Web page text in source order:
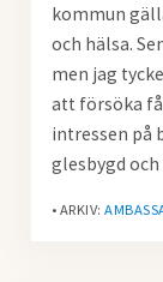
kommun
och hälsa.
men jag
att försöka
intressen på
glesbygd
• ARKIV: